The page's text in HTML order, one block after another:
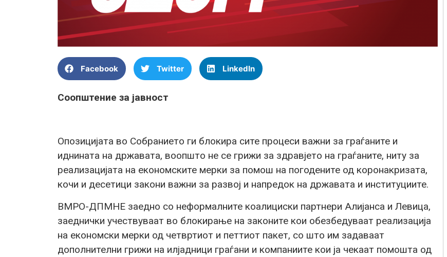
Facebook Twitter LinkedIn
Соопштение за јавност
Опозицијата во Собранието ги блокира сите процеси важни за граѓаните и
иднината на државата, воопшто не се грижи за здравјето на граѓаните, ниту за
реализацијата на економските мерки за помош на погодените од коронакризата,
кочи и десетици закони важни за развој и напредок на државата и институциите.
ВМРО-ДПМНЕ заедно со неформалните коалициски партнери Алијанса и Левица,
заеднички учествуваат во блокирање на законите кои обезбедуваат реализација
на економски мерки од четвртиот и петтиот пакет, со што им задаваат
дополнителни грижи на илјадници граѓани и компаниите кои ја чекаат помошта од